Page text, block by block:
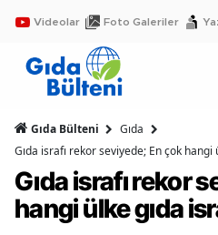
Videolar Foto Galeriler
Gıda Bülteni
Gıda
Gıda israfı rekor seviyede; En çok
Gıda israfı rekor
hangi ülke gıda